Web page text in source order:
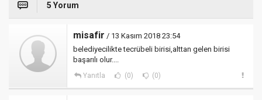
5 Yorum
misafir / 13 Kasım 2018 23:54
belediyecilikte tecrübeli birisi,alttan gelen birisi
başarılı olur....
Yanıtla (0) (0)